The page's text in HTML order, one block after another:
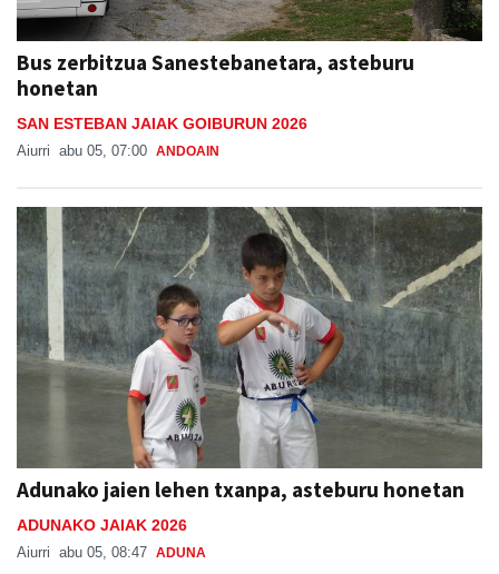
Bus zerbitzua Sanestebanetara, asteburu
honetan
SAN ESTEBAN JAIAK GOIBURUN 2026
Aiurri abu 05, 07:00 ANDOAIN
Adunako jaien lehen txanpa, asteburu honetan
ADUNAKO JAIAK 2026
Aiurri abu 05, 08:47 ADUNA